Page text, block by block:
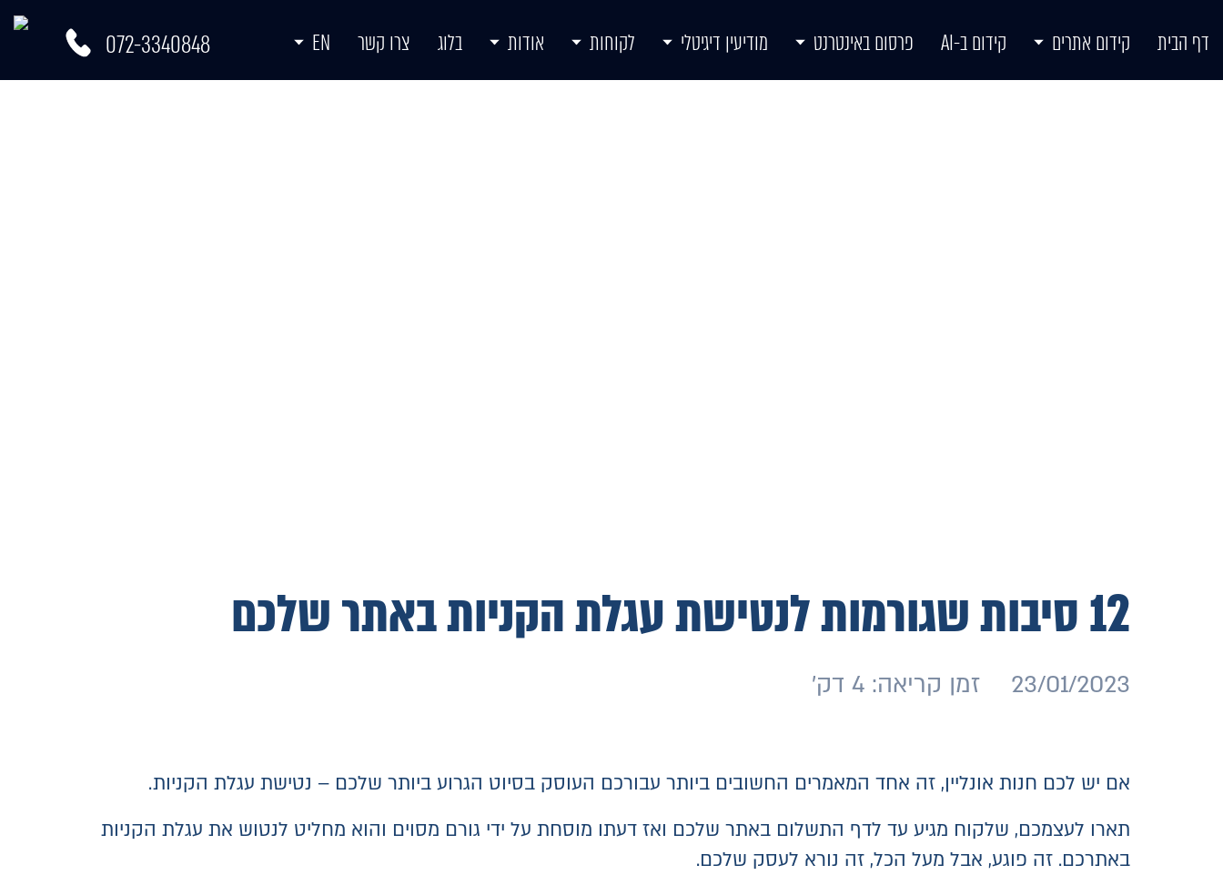
072-3340848 דף הבית קידום אתרים קידום ב-AI פרסום באינטרנט מודיעין דיגיטלי לקוחות אודות בלוג צרו קשר EN
12 סיבות שגורמות לנטישת עגלת הקניות באתר שלכם
23/01/2023 זמן קריאה: 4 דק׳
אם יש לכם חנות אונליין, זה אחד המאמרים החשובים ביותר עבורכם העוסק בסיוט הגרוע ביותר שלכם – נטישת עגלת הקניות.
תארו לעצמכם, שלקוח מגיע עד לדף התשלום באתר שלכם ואז דעתו מוסחת על ידי גורם מסוים והוא מחליט לנטוש את עגלת הקניות
באתרכם. זה פוגע, אבל מעל הכל, זה נורא לעסק שלכם.